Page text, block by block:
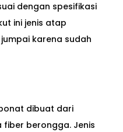
dengan spesifikasi
ini jenis atap
karena sudah
dibuat dari
berongga. Jenis